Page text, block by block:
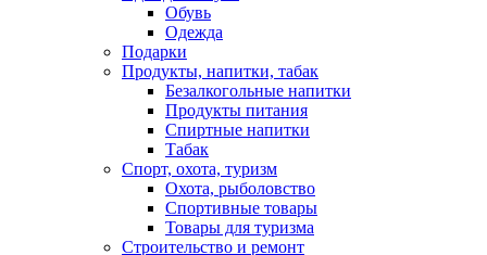
Обувь
Одежда
Подарки
Продукты, напитки, табак
Безалкогольные напитки
Продукты питания
Спиртные напитки
Табак
Спорт, охота, туризм
Охота, рыболовство
Спортивные товары
Товары для туризма
Строительство и ремонт